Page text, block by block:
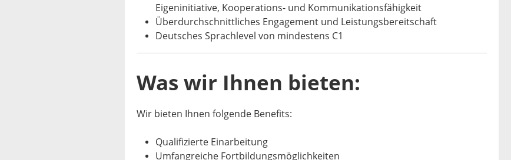
Eigeninitiative, Kooperations- und Kommunikationsfähigkeit
Überdurchschnittliches Engagement und Leistungsbereitschaft
Deutsches Sprachlevel von mindestens C1
Was wir Ihnen bieten:
Wir bieten Ihnen folgende Benefits:
Qualifizierte Einarbeitung
Umfangreiche Fortbildungsmöglichkeiten